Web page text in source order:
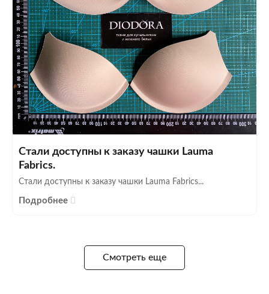
Стали доступны к заказу чашки Lauma
Fabrics.
Стали доступны к заказу чашки Lauma Fabrics...
Подробнее
Смотреть еще